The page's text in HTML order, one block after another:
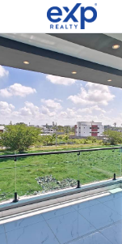
menu
en La Vega |